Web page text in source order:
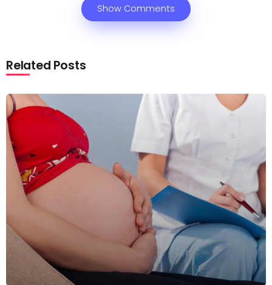
Show Comments
Related Posts